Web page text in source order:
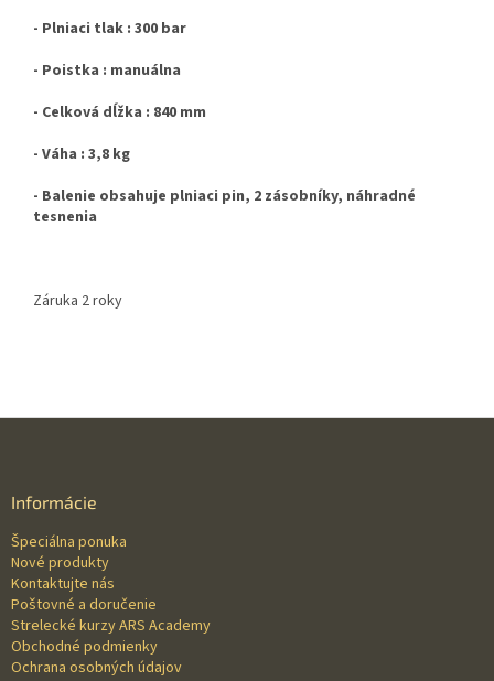
- Plniaci tlak : 300 bar
- Poistka : manuálna
- Celková dĺžka : 840 mm
- Váha : 3,8 kg
- Balenie obsahuje plniaci pin, 2 zásobníky, náhradné
tesnenia
Záruka 2 roky
Informácie
Špeciálna ponuka
Nové produkty
Kontaktujte nás
Poštovné a doručenie
Strelecké kurzy ARS Academy
Obchodné podmienky
Ochrana osobných údajov